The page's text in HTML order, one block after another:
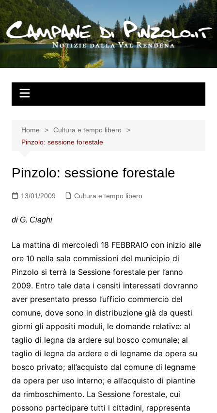
Salta
al
contenuto
Home
Cultura e tempo libero
Pinzolo: sessione forestale
Pinzolo: sessione forestale
13/01/2009 Cultura e tempo libero
di G. Ciaghi
La mattina di mercoledì 18 FEBBRAIO con inizio alle
ore 10 nella sala commissioni del municipio di
Pinzolo si terrà la Sessione forestale per l’anno
2009. Entro tale data i censiti interessati dovranno
aver presentato presso l’ufficio commercio del
comune, dove sono in distribuzione già da questi
giorni gli appositi moduli, le domande relative: al
taglio di legna da ardere sul bosco comunale; al
taglio di legna da ardere e di legname da opera su
bosco privato; all’acquisto dal comune di legname
da opera per uso interno; e all’acquisto di piantine
da rimboschimento. La Sessione forestale, cui
possono partecipare tutti i cittadini, rappresenta